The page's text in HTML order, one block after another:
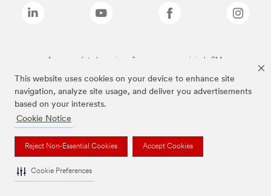
This website uses cookies on your device to enhance site
navigation, analyze site usage, and deliver you advertisements
based on your interests.
Cookie Notice
Reject Non-Essential Cookies Accept Cookies
Cookie Preferences
As marcas listadas a cima são marcas comerciais da 3M.